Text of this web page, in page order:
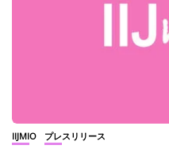
IIJMIO プレスリリース